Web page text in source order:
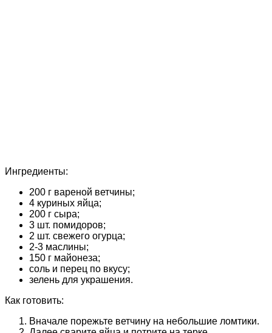
Ингредиенты:
200 г вареной ветчины;
4 куриных яйца;
200 г сыра;
3 шт. помидоров;
2 шт. свежего огурца;
2-3 маслины;
150 г майонеза;
соль и перец по вкусу;
зелень для украшения.
Как готовить:
Вначале порежьте ветчину на небольшие ломтики.